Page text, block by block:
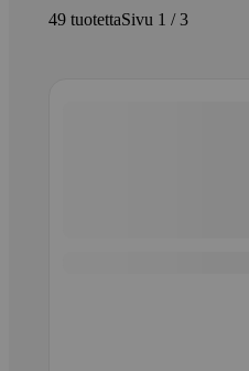
49 tuotettaSivu 1 / 3